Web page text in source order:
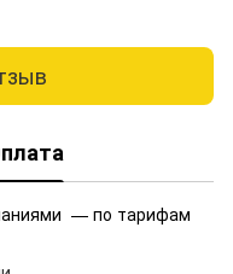
— по тарифам